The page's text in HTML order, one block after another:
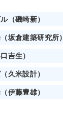
（磯崎新）
坂倉建築研究所）
吉生）
久米設計）
伊藤豊雄）